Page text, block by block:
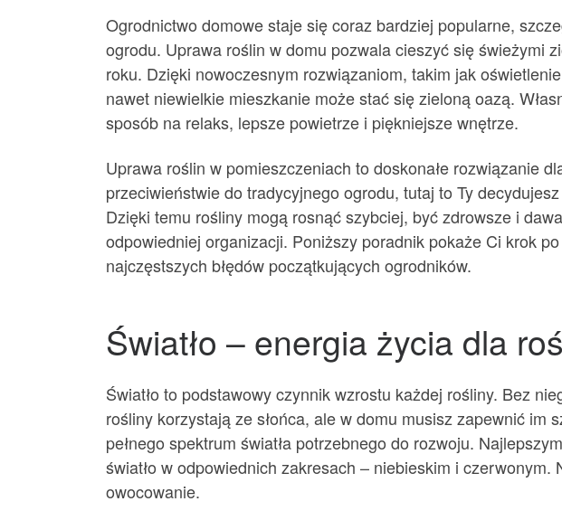
Ogrodnictwo domowe staje się coraz bardziej popularne,
ogrodu. Uprawa roślin w domu pozwala cieszyć się świeżymi
roku. Dzięki nowoczesnym rozwiązaniom, takim jak
nawet niewielkie mieszkanie może stać się zieloną oazą.
sposób na relaks, lepsze powietrze i piękniejsze wnętrze.
Uprawa roślin w pomieszczeniach to doskonałe rozwiązanie
przeciwieństwie do tradycyjnego ogrodu, tutaj to Ty
Dzięki temu rośliny mogą rosnąć szybciej, być zdrowsze i
odpowiedniej organizacji. Poniższy poradnik pokaże Ci krok
najczęstszych błędów początkujących ogrodników.
Światło – energia życia dla
Światło to podstawowy czynnik wzrostu każdej rośliny. Bez
rośliny korzystają ze słońca, ale w domu musisz zapewnić im
pełnego spektrum światła potrzebnego do rozwoju.
światło w odpowiednich zakresach – niebieskim i
owocowanie.